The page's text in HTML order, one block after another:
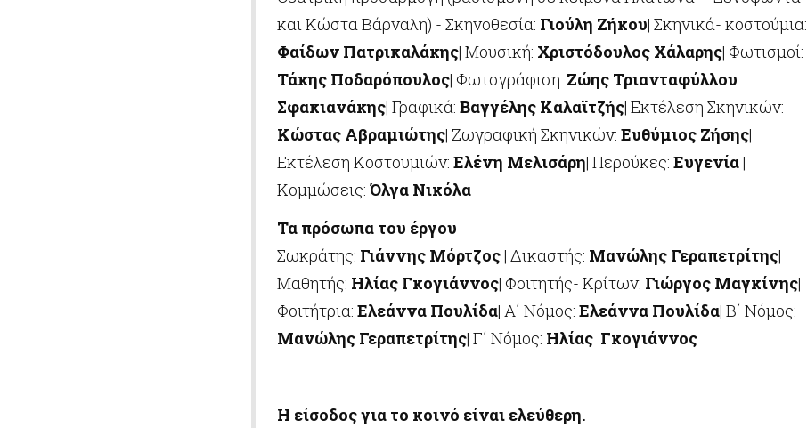
και Κώστα Βάρναλη) - Σκηνοθεσία: Γιούλη Ζήκου| Σκηνικά- κοστούμια:
Φαίδων Πατρικαλάκης| Μουσική: Χριστόδουλος Χάλαρης| Φωτισμοί:
Τάκης Ποδαρόπουλος| Φωτογράφιση: Ζώης Τριανταφύλλου
Σφακιανάκης| Γραφικά: Βαγγέλης Καλαϊτζής| Εκτέλεση Σκηνικών:
Κώστας Αβραμιώτης| Ζωγραφική Σκηνικών: Ευθύμιος Ζήσης|
Εκτέλεση Κοστουμιών: Ελένη Μελισάρη| Περούκες: Ευγενία|
Κομμώσεις: Όλγα Νικόλα
Τα πρόσωπα του έργου
Σωκράτης: Γιάννης Μόρτζος| Δικαστής: Μανώλης Γεραπετρίτης|
Μαθητής: Ηλίας Γκογιάννος| Φοιτητής- Κρίτων: Γιώργος Μαγκίνης|
Φοιτήτρια: Ελεάννα Πουλίδα| Α΄ Νόμος: Ελεάννα Πουλίδα| Β΄ Νόμος:
Μανώλης Γεραπετρίτης| Γ΄ Νόμος: Ηλίας Γκογιάννος
Η είσοδος για το κοινό είναι ελεύθερη.